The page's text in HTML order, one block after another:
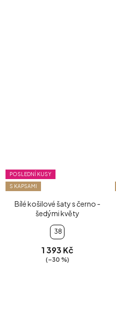
POSLEDNÍ KUSY
S KAPSAMI
Bílé košilové šaty s černo -
šedými květy
38
1 393 Kč
(–30 %)